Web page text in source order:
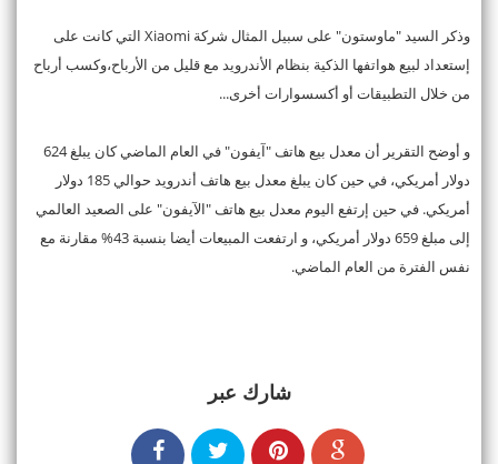
وذكر السيد "ماوستون" على سبيل المثال شركة Xiaomi التي كانت على
إستعداد لبيع هواتفها الذكية بنظام الأندرويد مع قليل من الأرباح،وكسب أرباح
من خلال التطبيقات أو أكسسوارات أخرى...
و أوضح التقرير أن معدل بيع هاتف "آيفون" في العام الماضي كان يبلغ 624
دولار أمريكي، في حين كان يبلغ معدل بيع هاتف أندرويد حوالي 185 دولار
أمريكي. في حين إرتفع اليوم معدل بيع هاتف "الآيفون" على الصعيد العالمي
إلى مبلغ 659 دولار أمريكي، و ارتفعت المبيعات أيضا بنسبة 43% مقارنة مع
نفس الفترة من العام الماضي.
شارك عبر